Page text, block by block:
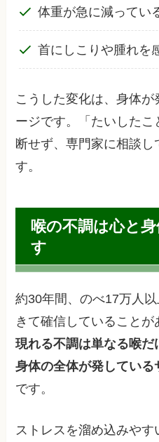
体重が急に減ってい
首にしこりや腫れを
こうした変化は、身体
ージです。「たいしたこ
断せず、専門家に相談し
す。
喉の不調は心と
す
約30年間、のべ17万人
きて確信していることが
現れる不調は単なる喉だ
身体の全体が発している
です。
ストレスを溜め込みや